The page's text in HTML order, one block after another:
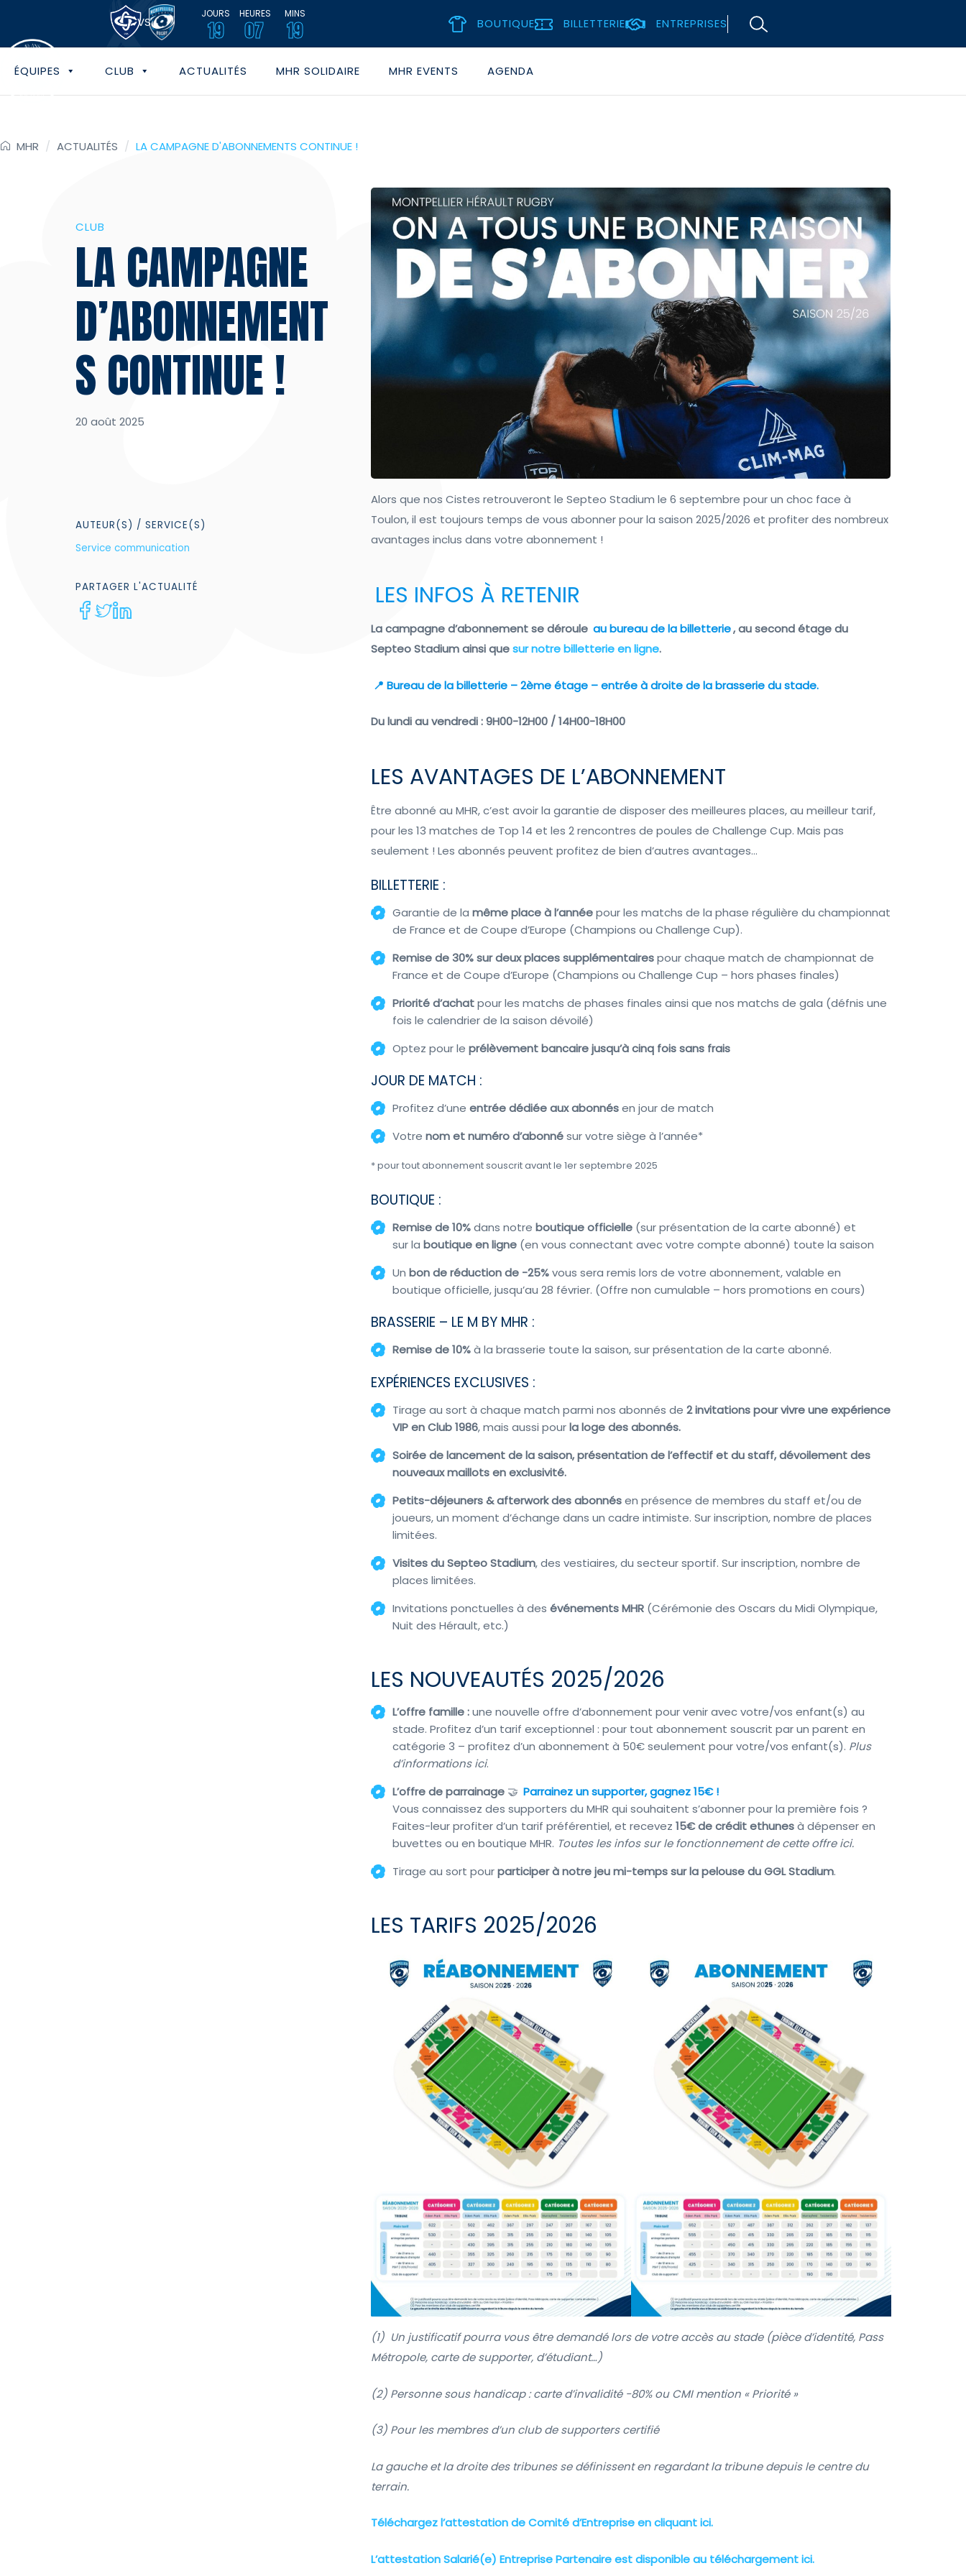
VS
JOURS
19
HEURES
07
MINS
19 BOUTIQUE BILLETTERIE ENTREPRISES
ÉQUIPES CLUB ACTUALITÉS MHR SOLIDAIRE MHR EVENTS AGENDA
MHR / ACTUALITÉS / LA CAMPAGNE D'ABONNEMENTS CONTINUE !
CLUB
LA CAMPAGNE
D’ABONNEMENT
S CONTINUE !
20 août 2025
AUTEUR(S) / SERVICE(S)
Service communication
PARTAGER L'ACTUALITÉ
Alors que nos Cistes retrouveront le Septeo Stadium le 6 septembre pour un choc face à
Toulon, il est toujours temps de vous abonner pour la saison 2025/2026 et profiter des nombreux
avantages inclus dans votre abonnement !
LES INFOS À RETENIR
La campagne d’abonnement se déroule au bureau de la billetterie, au second étage du
Septeo Stadium ainsi quesur notre billetterie en ligne.
📍 Bureau de la billetterie – 2ème étage – entrée à droite de la brasserie du stade.
Du lundi au vendredi : 9H00-12H00 / 14H00-18H00
LES AVANTAGES DE L’ABONNEMENT
Être abonné au MHR, c’est avoir la garantie de disposer des meilleures places, au meilleur tarif,
pour les 13 matches de Top 14 et les 2 rencontres de poules de Challenge Cup. Mais pas
seulement ! Les abonnés peuvent profitez de bien d’autres avantages…
BILLETTERIE :
Garantie de lamême place à l’annéepour les matchs de la phase régulière du championnat
de France et de Coupe d’Europe (Champions ou Challenge Cup).
Remise de 30% sur deux places supplémentairespour chaque match de championnat de
France et de Coupe d’Europe (Champions ou Challenge Cup – hors phases finales)
Priorité d’achatpour les matchs de phases finales ainsi que nos matchs de gala (défnis une
fois le calendrier de la saison dévoilé)
Optez pour leprélèvement bancaire jusqu’àcinq foissans frais
JOUR DE MATCH :
Profitez d’uneentrée dédiée aux abonnésen jour de match
Votre nom et numéro d’abonnésur votre siège à l’année*
* pour tout abonnement souscrit avant le 1er septembre 2025
BOUTIQUE :
Remise de 10%dans notre boutique officielle (sur présentation de la carte abonné) et
surlaboutique en ligne (en vous connectant avec votre compte abonné) toute la saison
Unbon de réduction de -25%vous sera remis lors de votre abonnement, valable en
boutique officielle, jusqu’au 28 février. (Offre non cumulable – hors promotions en cours)
BRASSERIE – LE M BY MHR :
Remisede 10%à la brasserie toute la saison, sur présentation de la carte abonné.
EXPÉRIENCES EXCLUSIVES :
Tirage au sort à chaque match parmi nos abonnés de2 invitations pour vivre une expérience
VIP en Club 1986, mais aussi pourla loge des abonnés.
Soirée de lancement de la saison, présentation de l’effectif et du staff, dévoilement des
nouveaux maillots en exclusivité.
Petits-déjeuners & afterwork des abonnésen présence de membres du staff et/ou de
joueurs, un moment d’échange dans un cadre intimiste. Sur inscription, nombre de places
limitées.
Visites du Septeo Stadium, des vestiaires, du secteur sportif. Sur inscription, nombre de
places limitées.
Invitations ponctuelles à desévénements MHR (Cérémonie des Oscars du Midi Olympique,
Nuit des Hérault, etc.)
LES NOUVEAUTÉS 2025/2026
L’offre famille :une nouvelle offre d’abonnement pour venir avec votre/vos enfant(s) au
stade. Profitez d’un tarif exceptionnel : pour tout abonnement souscrit par un parent en
catégorie 3 – profitez d’un abonnement à 50€ seulement pour votre/vos enfant(s). Plus
d’informations ici.
L’offre de parrainage 🤝 Parrainez un supporter, gagnez 15€ !
Vous connaissez des supporters du MHR qui souhaitent s’abonner pour la première fois ?
Faites-leur profiter d’un tarif préférentiel, et recevez15€ de créditethunesà dépenser en
buvettes ou en boutique MHR. Toutes les infos sur le fonctionnement de cette offre ici.
Tirage au sort pourparticiper à notre jeu mi-temps sur la pelouse du GGL Stadium.
LES TARIFS 2025/2026
(1) Un justificatif pourra vous être demandé lors de votre accès au stade (pièce d’identité, Pass
Métropole, carte de supporter, d’étudiant…)
(2) Personne sous handicap : carte d’invalidité -80% ou CMI mention « Priorité »
(3) Pour les membres d’un club de supporters certifié
La gauche et la droite des tribunes se définissent en regardant la tribune depuis le centre du
terrain.
Téléchargez l’attestation de Comité d’Entreprise en cliquant ici.
L’attestation Salarié(e) Entreprise Partenaire est disponible au téléchargement ici.